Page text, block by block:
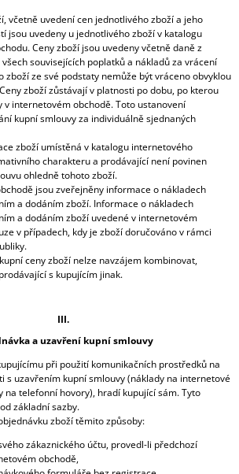
včetně uvedení cen jednotlivého zboží a jeho
jsou uvedeny u jednotlivého zboží v katalogu
Ceny zboží jsou uvedeny včetně daně z
souvisejících poplatků a nákladů za vrácení
zboží ze své podstaty nemůže být vráceno obvyklou
zboží zůstávají v platnosti po dobu, po kterou
v internetovém obchodě. Toto ustanovení
kupní smlouvy za individuálně sjednaných
zboží umístěná v katalogu internetového
charakteru a prodávající není povinen
ohledně tohoto zboží.
jsou zveřejněny informace o nákladech
a dodáním zboží. Informace o nákladech
a dodáním zboží uvedené v internetovém
v případech, kdy je zboží doručováno v rámci
ceny zboží nelze navzájem kombinovat,
s kupujícím jinak.
III.
a uzavření kupní smlouvy
při použití komunikačních prostředků na
s uzavřením kupní smlouvy (náklady na internetové
na telefonní hovory), hradí kupující sám. Tyto
základní sazby.
zboží těmito způsoby:
zákaznického účtu, provedl-li předchozí
obchodě,